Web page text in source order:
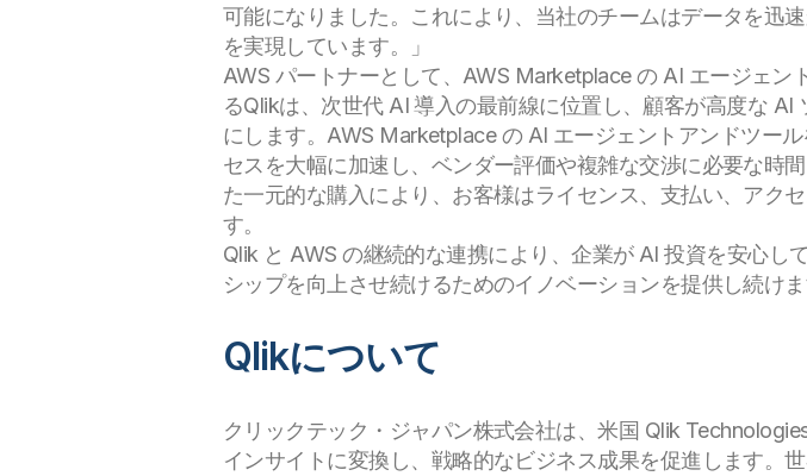
可能になりました。これにより、当社のチームはデータを迅
を実現しています。」
AWS パートナーとして、AWS Marketplace の AI エージェ
るQlikは、次世代 AI 導入の最前線に位置し、顧客が高度な
にします。AWS Marketplace の AI エージェントアンドツー
セスを大幅に加速し、ベンダー評価や複雑な交渉に必要な時
た一元的な購入により、お客様はライセンス、支払い、アク
す。
Qlik と AWS の継続的な連携により、企業が AI 投資を安心
シップを向上させ続けるためのイノベーションを提供し続けま
Qlikについて
クリックテック・ジャパン株式会社は、米国 Qlik
インサイトに変換し、戦略的なビジネス成果を促進します。